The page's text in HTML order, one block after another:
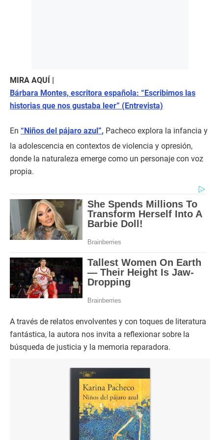
MIRA AQUÍ |
Bárbara Montes, escritora española: “Escribimos las
historias que nos gustaba leer” (Entrevista)
En “Niños del pájaro azul”, Pacheco explora la infancia y
la adolescencia en contextos de violencia y opresión,
donde la naturaleza emerge como un personaje con voz
propia.
A través de relatos envolventes y con toques de literatura
fantástica, la autora nos invita a reflexionar sobre la
búsqueda de justicia y la memoria reparadora.